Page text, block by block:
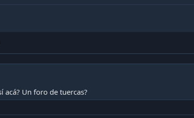
acá? Un foro de tuercas?